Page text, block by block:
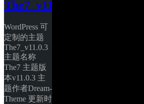
The7_v11.0.3
WordPress 可
定制的主题
The7_v11.0.3
主题名称
The7 主题版
本v11.0.3 主
题作者Dream-
Theme 更新时